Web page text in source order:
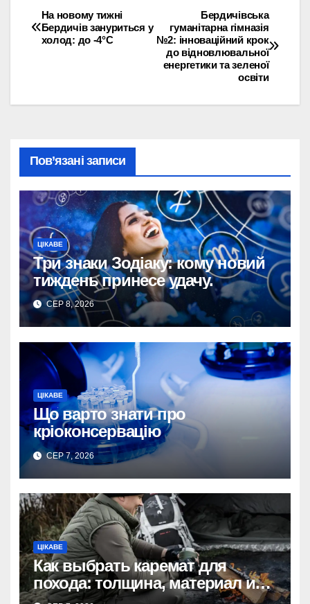
Навігація
записів
Бердичівська
гуманітарна гімназія
№2: інноваційний крок
до відновлювальної
енергетики та зеленої
освіти
На новому тижні
Бердичів зануриться у
холод: до -4°C
Пов’язані записи
ЦІКАВЕ
Три знаки Зодіаку: кому новий
тиждень принесе удачу.
СЕР 8, 2026
ЦІКАВЕ
Що варто знати про
кріоконсервацію
СЕР 7, 2026
ЦІКАВЕ
Как выбрать каремат для
похода: толщина, материал и
размер